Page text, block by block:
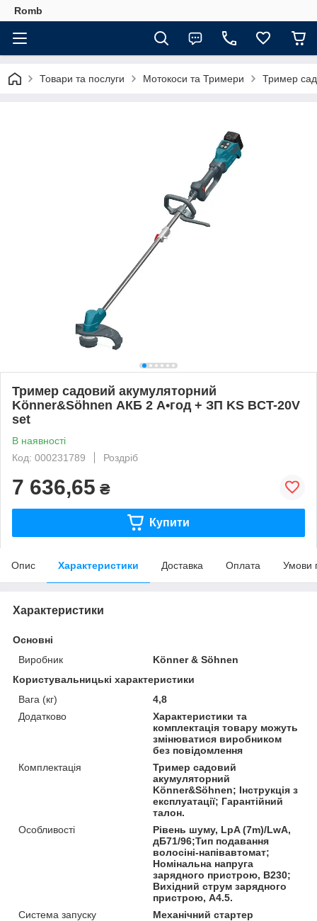
Romb
Товари та послуги Мотокоси та Тримери Тример
Тример садовий акумуляторний
Könner&Söhnen АКБ 2 А•год + ЗП KS BCT-20V
set
В наявності
Код: 000231789
Роздріб
7 636,65 ₴
Купити
Опис Характеристики Доставка Оплата Умови
Характеристики
Основні
Виробник
Könner & Söhnen
Користувальницькі характеристики
Вага (кг)
4,8
Додатково
Характеристики та
комплектація товару можуть
змінюватися виробником
без повідомлення
Комплектація
Тример садовий
акумуляторний
Könner&Söhnen; Інструкція з
експлуатації; Гарантійний
талон.
Особливості
Рівень шуму, LpA (7m)/LwA,
дБ71/96;Тип подавання
волосіні-напівавтомат;
Номінальна напруга
зарядного пристрою, В230;
Вихідний струм зарядного
пристрою, А4.5.
Система запуску
Механічний стартер